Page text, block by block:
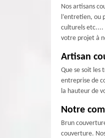
Nos artisans
l’entretien, ou
culturels etc....
votre projet à
Artisan
Que se soit les
entreprise de
la hauteur de
Notre
Brun
couverture.